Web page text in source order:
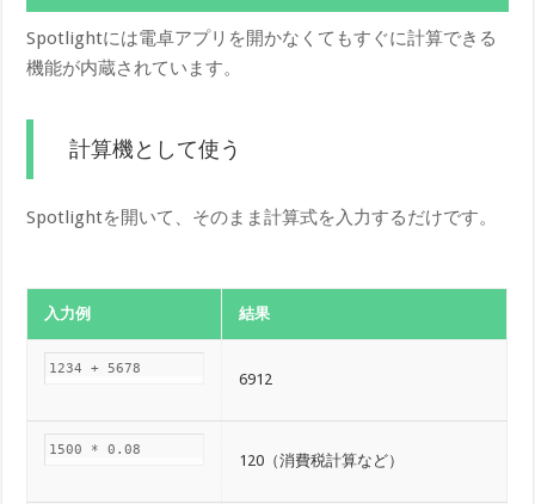
Spotlightには電卓アプリを開かなくてもすぐに計算できる
機能が内蔵されています。
計算機として使う
Spotlightを開いて、そのまま計算式を入力するだけです。
入力例 結果
1234 + 5678
6912
1500 * 0.08
120（消費税計算など）